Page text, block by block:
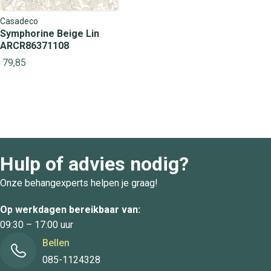
Casadeco
Symphorine Beige Lin
ARCR86371108
79,85
Hulp of advies nodig?
Onze behangexperts helpen je graag!
Op werkdagen bereikbaar van:
09:30 – 17:00 uur
Bellen
085-1124328